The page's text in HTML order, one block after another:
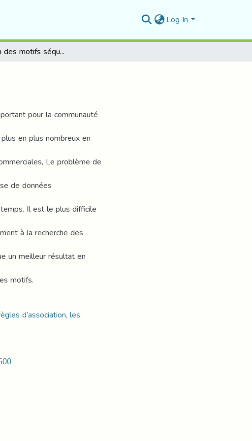
Log In
Extraction des motifs séquentiels
pour la communauté
en plus nombreux en
Le problème de
de données
Il est le plus difficile
à la recherche des
un meilleur résultat en
motifs.
d’association, les